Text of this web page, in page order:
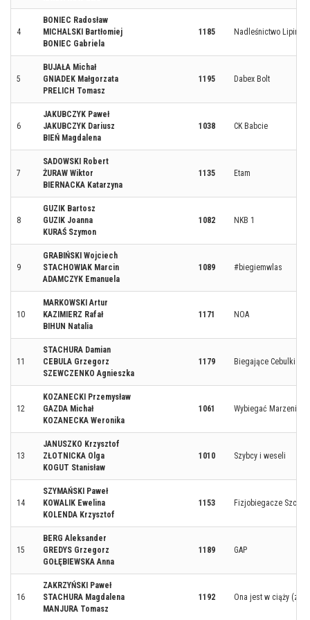
4
BONIEC Radosław
MICHALSKI Bartłomiej
BONIEC Gabriela
1185 Nadleśnictwo Lipinki
5
BUJAŁA Michał
GNIADEK Małgorzata
PRELICH Tomasz
1195 Dabex Bolt
6
JAKUBCZYK Paweł
JAKUBCZYK Dariusz
BIEŃ Magdalena
1038 CK Babcie
7
SADOWSKI Robert
ŻURAW Wiktor
BIERNACKA Katarzyna
1135 Etam
8
GUZIK Bartosz
GUZIK Joanna
KURAŚ Szymon
1082 NKB 1
9
GRABIŃSKI Wojciech
STACHOWIAK Marcin
ADAMCZYK Emanuela
1089 #biegiemwlas
10
MARKOWSKI Artur
KAZIMIERZ Rafał
BIHUN Natalia
1171 NOA
11
STACHURA Damian
CEBULA Grzegorz
SZEWCZENKO Agnieszka
1179 Biegające Cebulki
12
KOZANECKI Przemysław
GAZDA Michał
KOZANECKA Weronika
1061 Wybiegać Marzenia
13
JANUSZKO Krzysztof
ZŁOTNICKA Olga
KOGUT Stanisław
1010 Szybcy i weseli
14
SZYMAŃSKI Paweł
KOWALIK Ewelina
KOLENDA Krzysztof
1153 Fizjobiegacze
15
BERG Aleksander
GREDYS Grzegorz
GOŁĘBIEWSKA Anna
1189 GAP
16
ZAKRZYŃSKI Paweł
STACHURA Magdalena
MANJURA Tomasz
1192 Ona jest w ciąży (z